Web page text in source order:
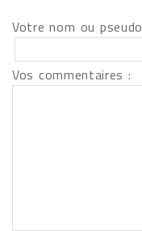
Votre nom ou
Vos commentaires :